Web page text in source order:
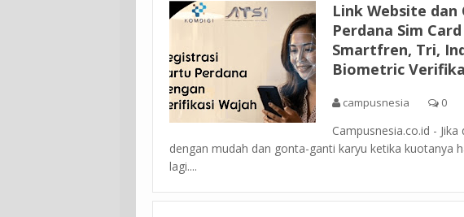
Link Website
Perdana Sim
Smartfren, Tri,
Biometric
campusnesia 0
Campusnesia.co.id -
dengan mudah dan gonta-ganti karyu ketika kuotanya
lagi....